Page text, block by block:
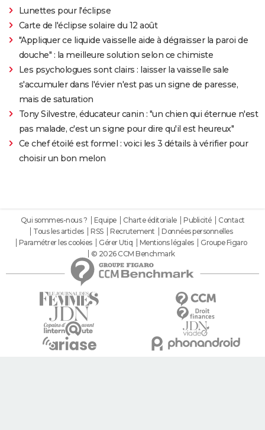
Lunettes pour l'éclipse
Carte de l'éclipse solaire du 12 août
"Appliquer ce liquide vaisselle aide à dégraisser la paroi de
douche" : la meilleure solution selon ce chimiste
Les psychologues sont clairs : laisser la vaisselle sale
s'accumuler dans l'évier n'est pas un signe de paresse,
mais de saturation
Tony Silvestre, éducateur canin : "un chien qui éternue n'est
pas malade, c'est un signe pour dire qu'il est heureux"
Ce chef étoilé est formel : voici les 3 détails à vérifier pour
choisir un bon melon
Qui sommes-nous ? Equipe Charte éditoriale Publicité
Contact
Tous les articles
RSS Recrutement
Données personnelles
Paramétrer les cookies
Gérer Utiq Mentions légales
Groupe Figaro
© 2026 CCM Benchmark